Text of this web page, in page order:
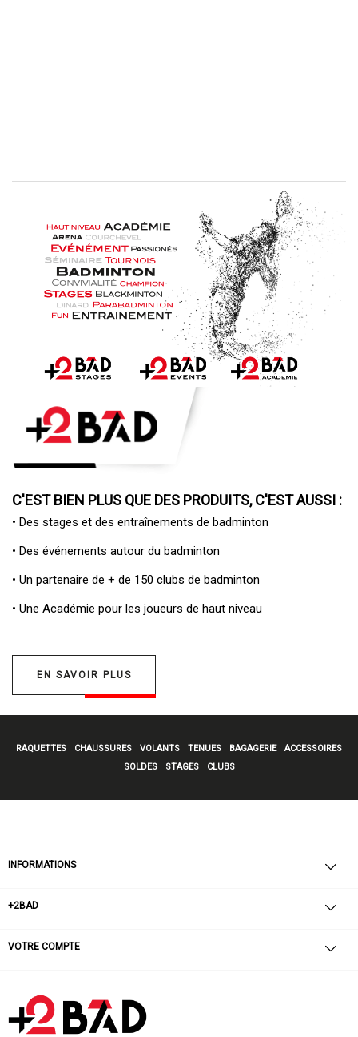
C'EST BIEN PLUS QUE DES PRODUITS, C'EST AUSSI :
• Des stages et des entraînements de badminton
• Des événements autour du badminton
• Un partenaire de + de 150 clubs de badminton
• Une Académie pour les joueurs de haut niveau
EN SAVOIR PLUS
RAQUETTES CHAUSSURES VOLANTS TENUES BAGAGERIE
ACCESSOIRES
SOLDES
STAGES CLUBS
INFORMATIONS
+2BAD
VOTRE COMPTE